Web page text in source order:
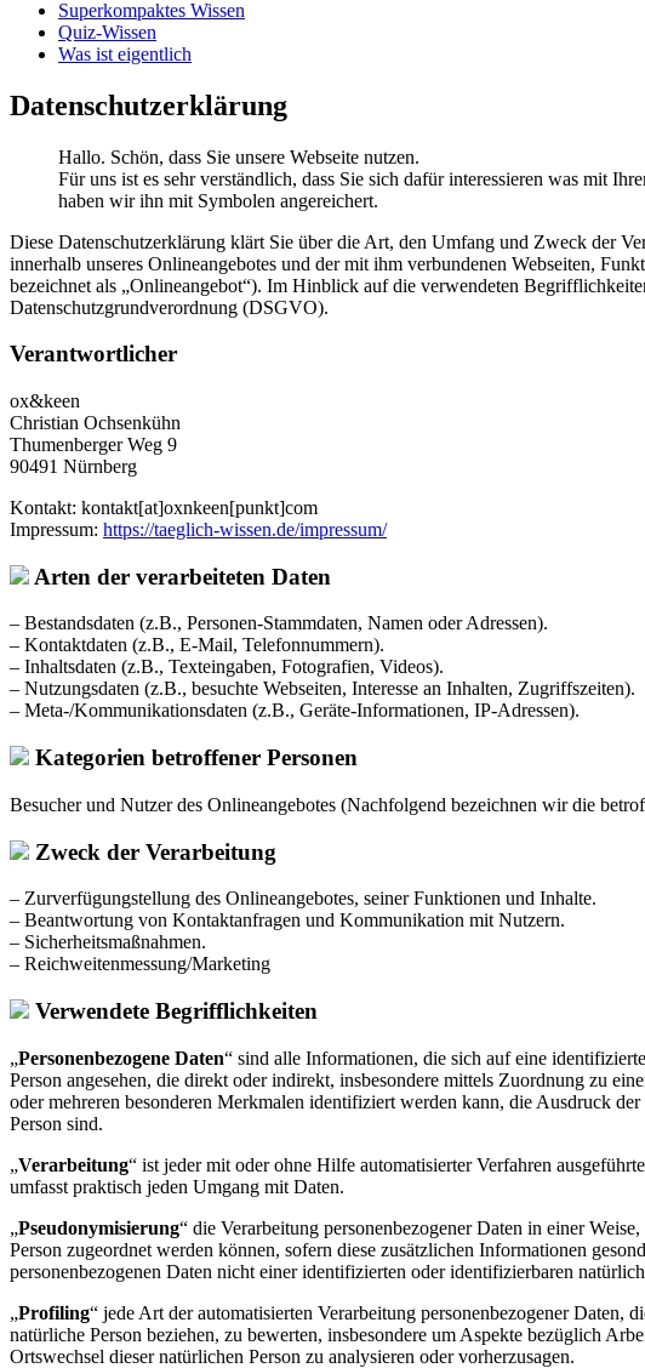
Superkompaktes Wissen
Quiz-Wissen
Was ist eigentlich
Datenschutzerklärung
Hallo. Schön, dass Sie unsere Webseite nutzen.
Für uns ist es sehr verständlich, dass Sie sich dafür interessieren was mit
haben wir ihn mit Symbolen angereichert.
Diese Datenschutzerklärung klärt Sie über die Art, den Umfang und Zweck der
innerhalb unseres Onlineangebotes und der mit ihm verbundenen Webseiten,
bezeichnet als „Onlineangebot“). Im Hinblick auf die verwendeten
Datenschutzgrundverordnung (DSGVO).
Verantwortlicher
ox&keen
Christian Ochsenkühn
Thumenberger Weg 9
90491 Nürnberg
Kontakt: kontakt[at]oxnkeen[punkt]com
Impressum: https://taeglich-wissen.de/impressum/
Arten der verarbeiteten Daten
– Bestandsdaten (z.B., Personen-Stammdaten, Namen oder Adressen).
– Kontaktdaten (z.B., E-Mail, Telefonnummern).
– Inhaltsdaten (z.B., Texteingaben, Fotografien, Videos).
– Nutzungsdaten (z.B., besuchte Webseiten, Interesse an Inhalten, Zugriffszeiten).
– Meta-/Kommunikationsdaten (z.B., Geräte-Informationen, IP-Adressen).
Kategorien betroffener Personen
Besucher und Nutzer des Onlineangebotes (Nachfolgend bezeichnen wir die
Zweck der Verarbeitung
– Zurverfügungstellung des Onlineangebotes, seiner Funktionen und Inhalte.
– Beantwortung von Kontaktanfragen und Kommunikation mit Nutzern.
– Sicherheitsmaßnahmen.
– Reichweitenmessung/Marketing
Verwendete Begrifflichkeiten
„Personenbezogene Daten“ sind alle Informationen, die sich auf eine
Person angesehen, die direkt oder indirekt, insbesondere mittels Zuordnung zu
oder mehreren besonderen Merkmalen identifiziert werden kann, die Ausdruck
Person sind.
„Verarbeitung“ ist jeder mit oder ohne Hilfe automatisierter Verfahren
umfasst praktisch jeden Umgang mit Daten.
„Pseudonymisierung“ die Verarbeitung personenbezogener Daten in einer
Person zugeordnet werden können, sofern diese zusätzlichen Informationen
personenbezogenen Daten nicht einer identifizierten oder identifizierbaren
„Profiling“ jede Art der automatisierten Verarbeitung personenbezogener Daten,
natürliche Person beziehen, zu bewerten, insbesondere um Aspekte bezüglich
Ortswechsel dieser natürlichen Person zu analysieren oder vorherzusagen.